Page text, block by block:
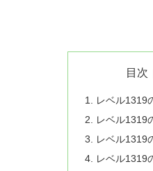
目次
レベル1319
レベル1319
レベル1319
レベル1319